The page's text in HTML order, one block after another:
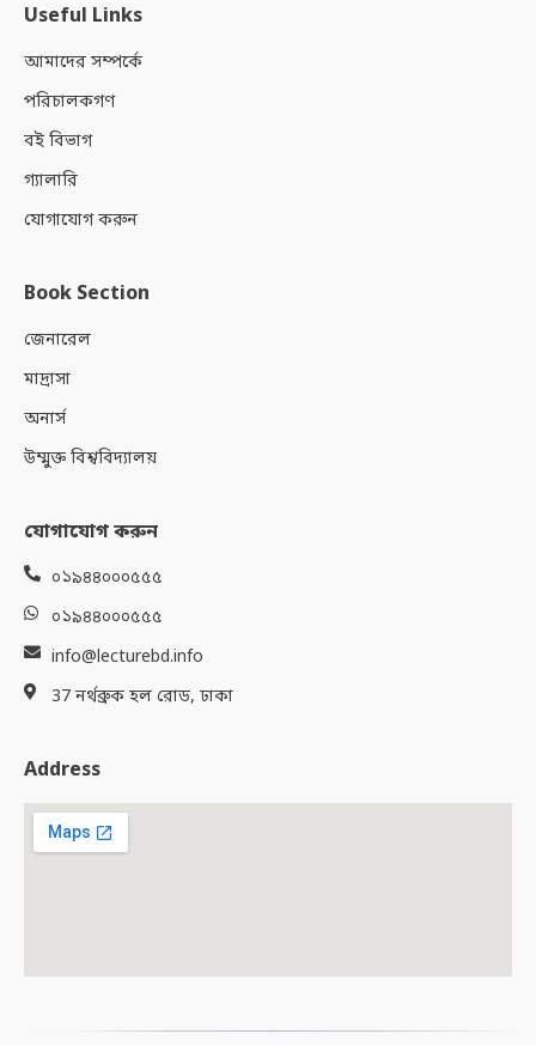
Useful Links
আমাদের সম্পর্কে
পরিচালকগণ
বই বিভাগ
গ্যালারি
যোগাযোগ করুন
Book Section
জেনারেল
মাদ্রাসা
অনার্স
উম্মুক্ত বিশ্ববিদ্যালয়
যোগাযোগ করুন
০১৯৪৪০০০৫৫৫
০১৯৪৪০০০৫৫৫
info@lecturebd.info
37 নর্থব্রুক হল রোড, ঢাকা
Address